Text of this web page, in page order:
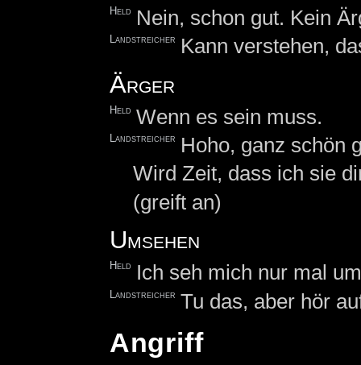
Held Nein, schon gut. Kein
Landstreicher Kann verstehen,
Ärger
Held Wenn es sein muss.
Landstreicher
Hoho, ganz schön
Wird Zeit, dass ich sie
(greift an)
Umsehen
Held Ich seh mich nur mal
Landstreicher Tu das, aber hör
Angriff